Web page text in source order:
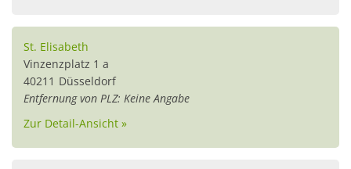
St. Elisabeth
Vinzenzplatz 1 a
40211 Düsseldorf
Entfernung von PLZ: Keine Angabe
Zur Detail-Ansicht »